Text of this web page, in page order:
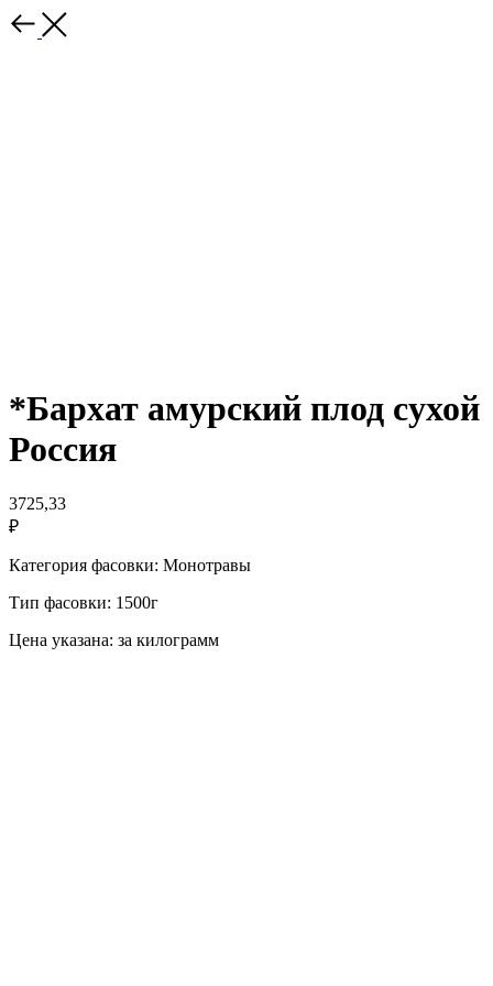
*Бархат амурский плод сухой
Россия
3725,33
₽
Категория фасовки: Монотравы
Тип фасовки: 1500г
Цена указана: за килограмм